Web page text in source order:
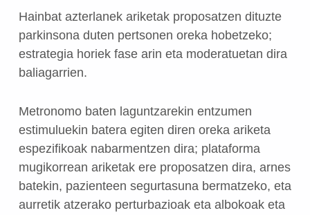
Hainbat azterlanek ariketak proposatzen dituzte
parkinsona duten pertsonen oreka hobetzeko;
estrategia horiek fase arin eta moderatuetan dira
baliagarrien.
Metronomo baten laguntzarekin entzumen
estimuluekin batera egiten diren oreka ariketa
espezifikoak nabarmentzen dira; plataforma
mugikorrean ariketak ere proposatzen dira, arnes
batekin, pazienteen segurtasuna bermatzeko, eta
aurretik atzerako perturbazioak eta albokoak eta